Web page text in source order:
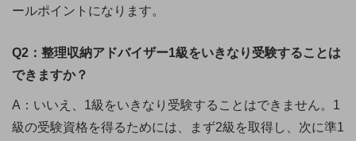
ールポイントになります。
Q2：整理収納アドバイザー1級をいきなり受験することは
できますか？
A：いいえ、1級をいきなり受験することはできません。1
級の受験資格を得るためには、まず2級を取得し、次に準1